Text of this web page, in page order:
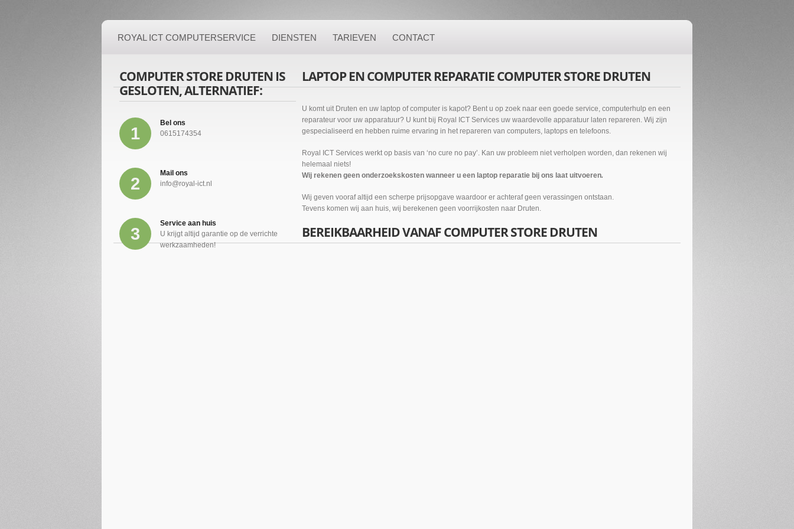
ROYAL ICT COMPUTERSERVICE DIENSTEN TARIEVEN CONTACT
COMPUTER STORE DRUTEN IS
GESLOTEN, ALTERNATIEF:
1
Bel ons
0615174354
2
Mail ons
info@royal-ict.nl
3
Service aan huis
U krijgt altijd garantie op de verrichte
werkzaamheden!
LAPTOP EN COMPUTER REPARATIE COMPUTER STORE DRUTEN
U komt uit Druten en uw laptop of computer is kapot? Bent u op zoek naar een goede service, computerhulp en een
reparateur voor uw apparatuur? U kunt bij Royal ICT Services uw waardevolle apparatuur laten repareren. Wij zijn
gespecialiseerd en hebben ruime ervaring in het repareren van computers, laptops en telefoons.
Royal ICT Services werkt op basis van ‘no cure no pay’. Kan uw probleem niet verholpen worden, dan rekenen wij
helemaal niets!
Wij rekenen geen onderzoekskosten wanneer u een laptop reparatie bij ons laat uitvoeren.
Wij geven vooraf altijd een scherpe prijsopgave waardoor er achteraf geen verassingen ontstaan.
Tevens komen wij aan huis, wij berekenen geen voorrijkosten naar Druten.
BEREIKBAARHEID VANAF COMPUTER STORE DRUTEN